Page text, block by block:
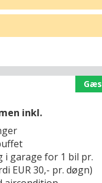
inkl.
i garage for 1 bil pr.
EUR 30,- pr. døgn)